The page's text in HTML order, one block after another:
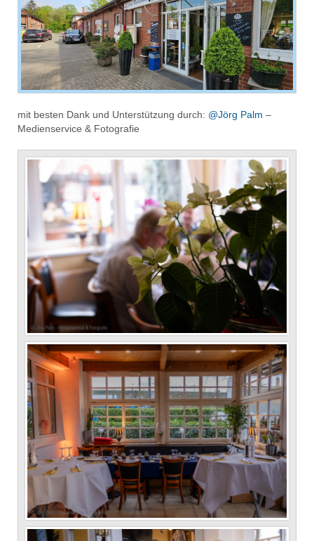
mit besten Dank und Unterstützung durch: @Jörg Palm –
Medienservice & Fotografie